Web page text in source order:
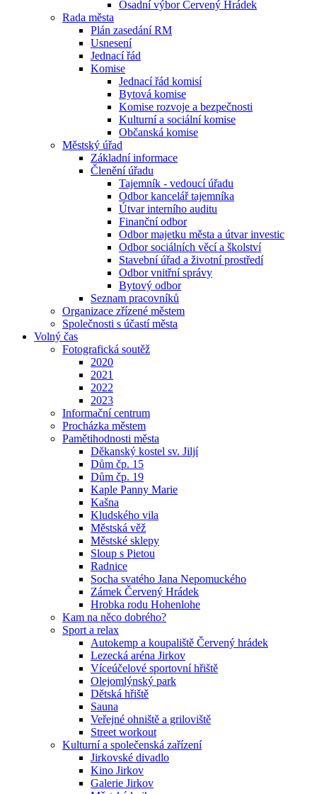
Osadní výbor Červený Hrádek
Rada města
Plán zasedání RM
Usnesení
Jednací řád
Komise
Jednací řád komisí
Bytová komise
Komise rozvoje a bezpečnosti
Kulturní a sociální komise
Občanská komise
Městský úřad
Základní informace
Členění úřadu
Tajemník - vedoucí úřadu
Odbor kancelář tajemníka
Útvar interního auditu
Finanční odbor
Odbor majetku města a útvar investic
Odbor sociálních věcí a školství
Stavební úřad a životní prostředí
Odbor vnitřní správy
Bytový odbor
Seznam pracovníků
Organizace zřízené městem
Společnosti s účastí města
Volný čas
Fotografická soutěž
2020
2021
2022
2023
Informační centrum
Procházka městem
Pamětihodnosti města
Děkanský kostel sv. Jiljí
Dům čp. 15
Dům čp. 19
Kaple Panny Marie
Kašna
Kludského vila
Městská věž
Městské sklepy
Sloup s Pietou
Radnice
Socha svatého Jana Nepomuckého
Zámek Červený Hrádek
Hrobka rodu Hohenlohe
Kam na něco dobrého?
Sport a relax
Autokemp a koupaliště Červený hrádek
Lezecká aréna Jirkov
Víceúčelové sportovní hřiště
Olejomlýnský park
Dětská hřiště
Sauna
Veřejné ohniště a griloviště
Street workout
Kulturní a společenská zařízení
Jirkovské divadlo
Kino Jirkov
Galerie Jirkov